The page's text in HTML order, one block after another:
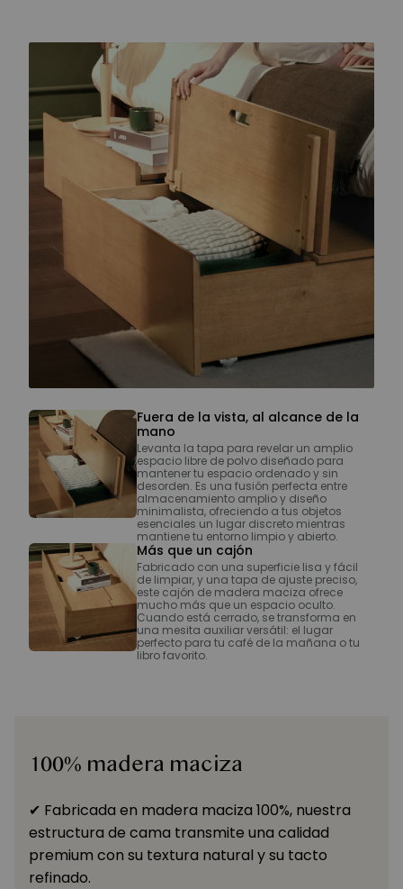
Fuera de la vista, al alcance de la
mano
Levanta la tapa para revelar un amplio
espacio libre de polvo diseñado para
mantener tu espacio ordenado y sin
desorden. Es una fusión perfecta entre
almacenamiento amplio y diseño
minimalista, ofreciendo a tus objetos
esenciales un lugar discreto mientras
mantiene tu entorno limpio y abierto.
Más que un cajón
Fabricado con una superficie lisa y fácil
de limpiar, y una tapa de ajuste preciso,
este cajón de madera maciza ofrece
mucho más que un espacio oculto.
Cuando está cerrado, se transforma en
una mesita auxiliar versátil: el lugar
perfecto para tu café de la mañana o tu
libro favorito.
100% madera maciza
✔ Fabricada en madera maciza 100%, nuestra
estructura de cama transmite una calidad
premium con su textura natural y su tacto
refinado.